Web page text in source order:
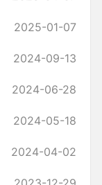
2025-01-07
2024-09-13
2024-06-28
2024-05-18
2024-04-02